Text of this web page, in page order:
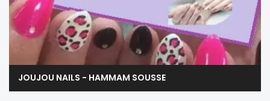
JOUJOU NAILS - HAMMAM SOUSSE